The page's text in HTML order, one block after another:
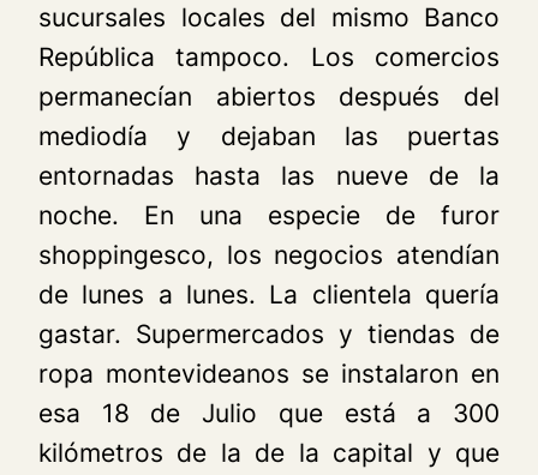
sucursales locales del mismo Banco
República tampoco. Los comercios
permanecían abiertos después del
mediodía y dejaban las puertas
entornadas hasta las nueve de la
noche. En una especie de furor
shoppingesco, los negocios atendían
de lunes a lunes. La clientela quería
gastar. Supermercados y tiendas de
ropa montevideanos se instalaron en
esa 18 de Julio que está a 300
kilómetros de la de la capital y que